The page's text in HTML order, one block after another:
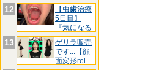
12 【虫歯治療
5日目】
『気になる
前歯3箇
13
ゲリラ販売
です...【顔
面変形rel